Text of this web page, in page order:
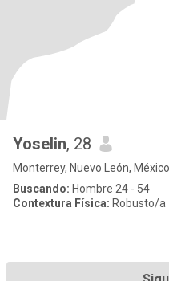
Yoselin, 28
Monterrey, Nuevo León, México
Buscando: Hombre 24 - 54
Contextura Física: Robusto/a